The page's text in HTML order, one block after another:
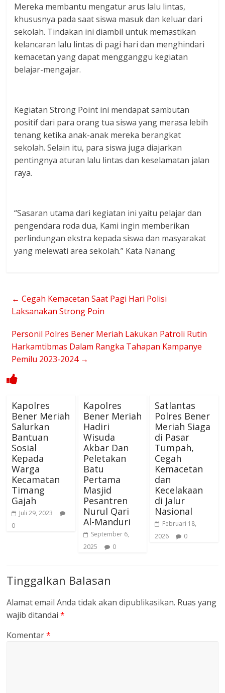
Mereka membantu mengatur arus lalu lintas,
khususnya pada saat siswa masuk dan keluar dari
sekolah. Tindakan ini diambil untuk memastikan
kelancaran lalu lintas di pagi hari dan menghindari
kemacetan yang dapat mengganggu kegiatan
belajar-mengajar.
Kegiatan Strong Point ini mendapat sambutan
positif dari para orang tua siswa yang merasa lebih
tenang ketika anak-anak mereka berangkat
sekolah. Selain itu, para siswa juga diajarkan
pentingnya aturan lalu lintas dan keselamatan jalan
raya.
“Sasaran utama dari kegiatan ini yaitu pelajar dan
pengendara roda dua, Kami ingin memberikan
perlindungan ekstra kepada siswa dan masyarakat
yang melewati area sekolah.” Kata Nanang
← Cegah Kemacetan Saat Pagi Hari Polisi
Laksanakan Strong Poin
Personil Polres Bener Meriah Lakukan Patroli Rutin
Harkamtibmas Dalam Rangka Tahapan Kampanye
Pemilu 2023-2024 →
Kapolres
Bener Meriah
Salurkan
Bantuan
Sosial
Kepada
Warga
Kecamatan
Timang
Gajah
Juli 29, 2023
0
Kapolres
Bener Meriah
Hadiri
Wisuda
Akbar Dan
Peletakan
Batu
Pertama
Masjid
Pesantren
Nurul Qari
Al-Manduri
September 6,
2025
0
Satlantas
Polres Bener
Meriah Siaga
di Pasar
Tumpah,
Cegah
Kemacetan
dan
Kecelakaan
di Jalur
Nasional
Februari 18,
2026
0
Tinggalkan Balasan
Alamat email Anda tidak akan dipublikasikan. Ruas yang
wajib ditandai*
Komentar*